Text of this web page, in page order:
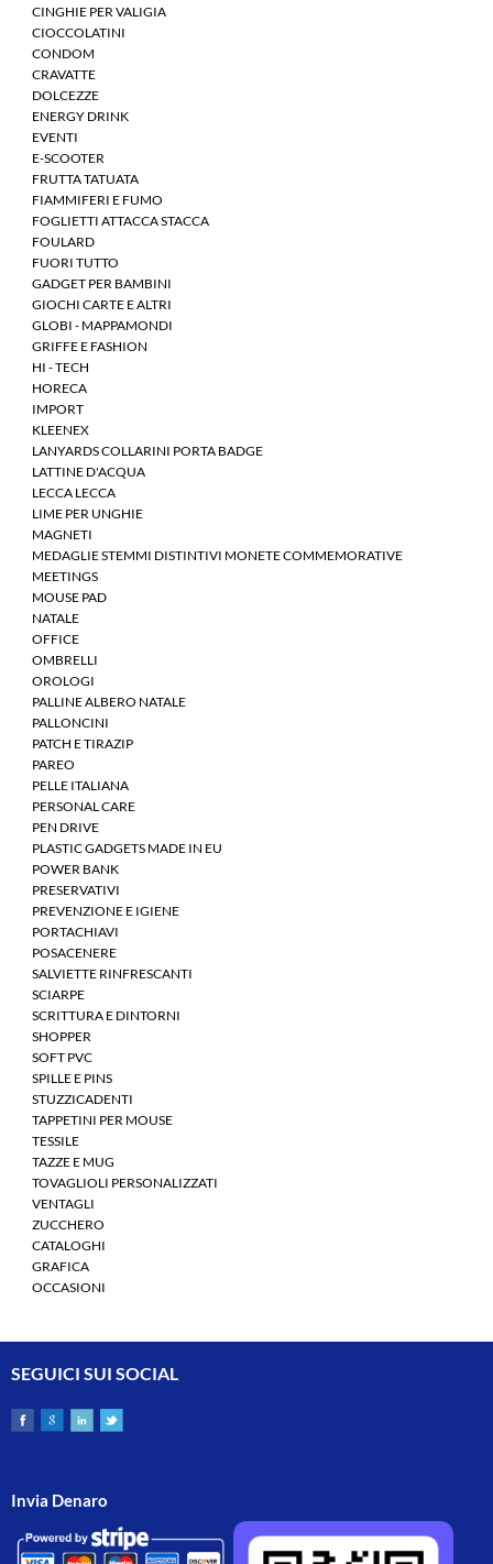
CINGHIE PER VALIGIA
CIOCCOLATINI
CONDOM
CRAVATTE
DOLCEZZE
ENERGY DRINK
EVENTI
E-SCOOTER
FRUTTA TATUATA
FIAMMIFERI E FUMO
FOGLIETTI ATTACCA STACCA
FOULARD
FUORI TUTTO
GADGET PER BAMBINI
GIOCHI CARTE E ALTRI
GLOBI - MAPPAMONDI
GRIFFE E FASHION
HI - TECH
HORECA
IMPORT
KLEENEX
LANYARDS COLLARINI PORTA BADGE
LATTINE D'ACQUA
LECCA LECCA
LIME PER UNGHIE
MAGNETI
MEDAGLIE STEMMI DISTINTIVI MONETE COMMEMORATIVE
MEETINGS
MOUSE PAD
NATALE
OFFICE
OMBRELLI
OROLOGI
PALLINE ALBERO NATALE
PALLONCINI
PATCH E TIRAZIP
PAREO
PELLE ITALIANA
PERSONAL CARE
PEN DRIVE
PLASTIC GADGETS MADE IN EU
POWER BANK
PRESERVATIVI
PREVENZIONE E IGIENE
PORTACHIAVI
POSACENERE
SALVIETTE RINFRESCANTI
SCIARPE
SCRITTURA E DINTORNI
SHOPPER
SOFT PVC
SPILLE E PINS
STUZZICADENTI
TAPPETINI PER MOUSE
TESSILE
TAZZE E MUG
TOVAGLIOLI PERSONALIZZATI
VENTAGLI
ZUCCHERO
CATALOGHI
GRAFICA
OCCASIONI
SEGUICI SUI SOCIAL
Invia Denaro